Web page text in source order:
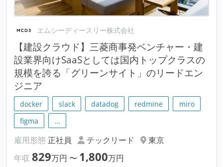
エムシーディースリー株式会社
【建設クラウド】三菱商事発ベンチャー・建
設業界向けSaaSとしては国内トップクラスの
規模を誇る「グリーンサイト」のリードエン
ジニア
docker slack datadog redmine
miro
figma
…
雇用形態 正社員 テックリード
東京
年収 829万円 〜 1,800万円